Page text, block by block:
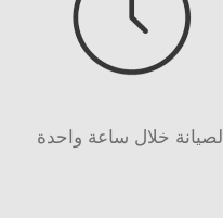
الصيانة خلال ساعة واحدة